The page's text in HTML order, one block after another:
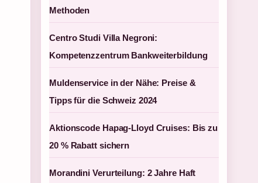
Methoden
Centro Studi Villa Negroni:
Kompetenzzentrum Bankweiterbildung
Muldenservice in der Nähe: Preise &
Tipps für die Schweiz 2024
Aktionscode Hapag-Lloyd Cruises: Bis zu
20 % Rabatt sichern
Morandini Verurteilung: 2 Jahre Haft